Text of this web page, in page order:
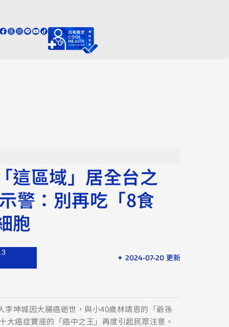
這區域」居全台之
警：別再吃「8食
胞
✦ 2024-07-20 更新
李坤城因大腸癌逝世，與小40歲林靖恩的「爺孫
大癌症寶座的「癌中之王」再度引起民眾注意。